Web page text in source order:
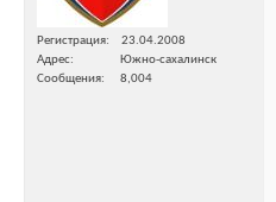
Регистрация
23.04.2008
Адрес
Южно-сахалинск
Сообщения
8,004